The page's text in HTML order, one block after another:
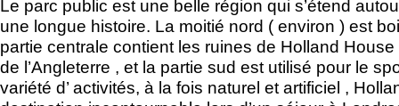
Le parc public est une belle région qui s’étend
une longue histoire. La moitié nord ( environ ) est
partie centrale contient les ruines de Holland
de l’Angleterre , et la partie sud est utilisé pour le
variété d’ activités, à la fois naturel et artificiel ,